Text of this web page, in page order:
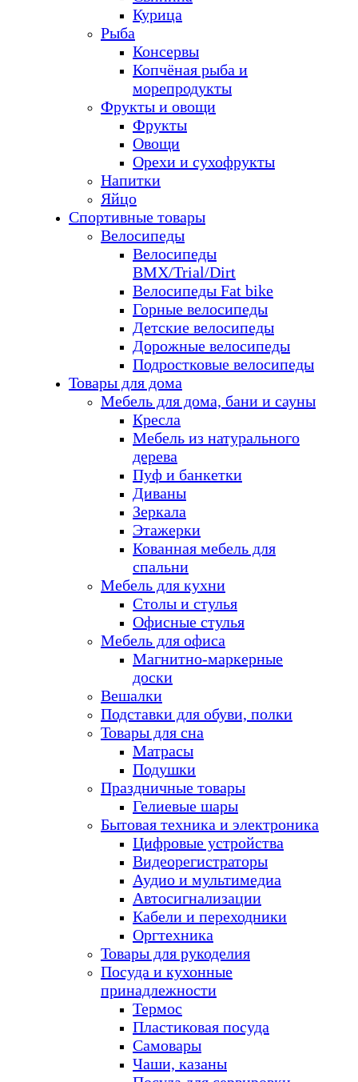
Курица
Рыба
Консервы
Копчёная рыба и
морепродукты
Фрукты и овощи
Фрукты
Овощи
Орехи и сухофрукты
Напитки
Яйцо
Спортивные товары
Велосипеды
Велосипеды
BMX/Trial/Dirt
Велосипеды Fat bike
Горные велосипеды
Детские велосипеды
Дорожные велосипеды
Подростковые велосипеды
Товары для дома
Мебель для дома, бани и сауны
Кресла
Мебель из натурального
дерева
Пуф и банкетки
Диваны
Зеркала
Этажерки
Кованная мебель для
спальни
Мебель для кухни
Столы и стулья
Офисные стулья
Мебель для офиса
Магнитно-маркерные
доски
Вешалки
Подставки для обуви, полки
Товары для сна
Матрасы
Подушки
Праздничные товары
Гелиевые шары
Бытовая техника и электроника
Цифровые устройства
Видеорегистраторы
Аудио и мультимедиа
Автосигнализации
Кабели и переходники
Оргтехника
Товары для рукоделия
Посуда и кухонные
принадлежности
Термос
Пластиковая посуда
Самовары
Чаши, казаны